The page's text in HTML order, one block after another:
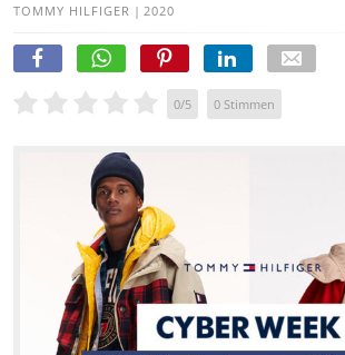
TOMMY HILFIGER | 2020
0/5 0 Stimmen